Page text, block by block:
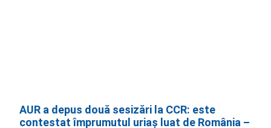
AUR a depus două sesizări la CCR: este
contestat împrumutul uriaș luat de România –